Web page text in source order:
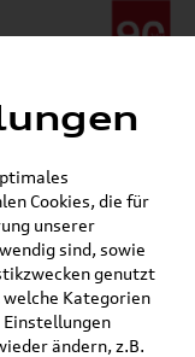
- 13:00 Uhr
- 13:00 Uhr
Cookies, die für
unserer
sind, sowie
genutzt
Kategorien
Einstellungen
ändern, z.B.